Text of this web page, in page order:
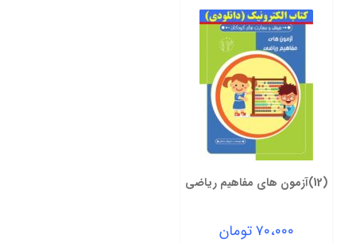
(12)آزمون های مفاهیم ریاضی
۷۰،۰۰۰تومان